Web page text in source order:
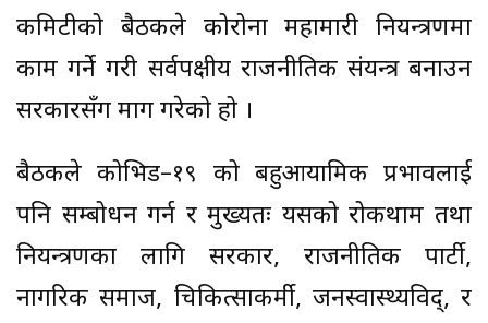
कमिटीको बैठकले कोरोना महामारी नियन्त्रणमा
काम गर्ने गरी सर्वपक्षीय राजनीतिक संयन्त्र बनाउन
सरकारसँग माग गरेको हो ।
बैठकले कोभिड–१९ को बहुआयामिक प्रभावलाई
पनि सम्बोधन गर्न र मुख्यतः यसको रोकथाम तथा
नियन्त्रणका लागि सरकार, राजनीतिक पार्टी,
नागरिक समाज, चिकित्साकर्मी, जनस्वास्थ्यविद्, र